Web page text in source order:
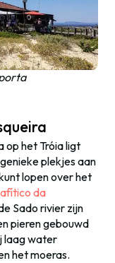
op het Tróia ligt
plekjes aan
lopen over het
da
Sado rivier zijn
pieren gebouwd
laag water
het moeras.